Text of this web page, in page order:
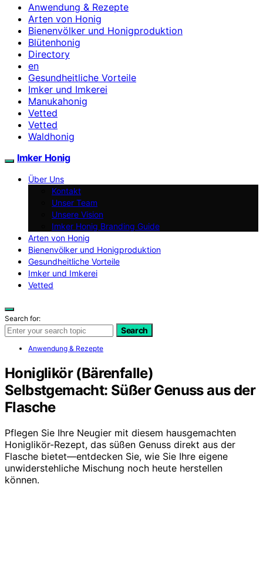
Anwendung & Rezepte
Arten von Honig
Bienenvölker und Honigproduktion
Blütenhonig
Directory
en
Gesundheitliche Vorteile
Imker und Imkerei
Manukahonig
Vetted
Vetted
Waldhonig
Imker Honig
Über Uns
Kontakt
Unser Team
Unsere Vision
Imker Honig Branding Guide
Arten von Honig
Bienenvölker und Honigproduktion
Gesundheitliche Vorteile
Imker und Imkerei
Vetted
Search for:
Search
Anwendung & Rezepte
Honiglikör (Bärenfalle)
Selbstgemacht: Süßer Genuss aus der
Flasche
Pflegen Sie Ihre Neugier mit diesem hausgemachten
Honiglikör-Rezept, das süßen Genuss direkt aus der
Flasche bietet—entdecken Sie, wie Sie Ihre eigene
unwiderstehliche Mischung noch heute herstellen
können.